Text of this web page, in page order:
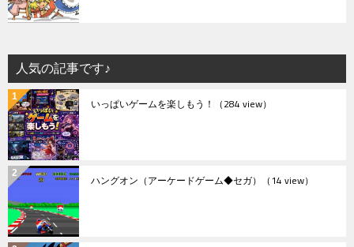
人気の記事です♪
いっぱいゲームを楽しもう！ （284 view）
ハングオン（アーケードゲーム◆セガ） （14 view）